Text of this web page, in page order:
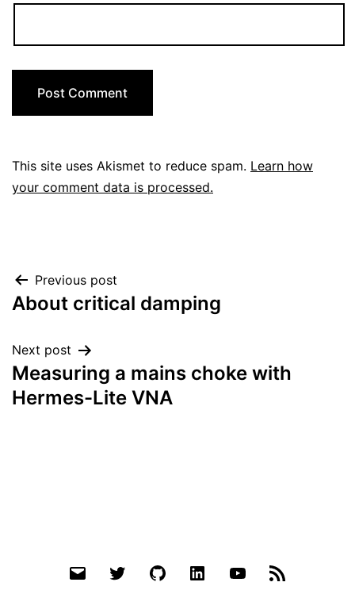
This site uses Akismet to reduce spam. Learn how
your comment data is processed.
Post
navigation
Previous post
About critical damping
Next post
Measuring a mains choke with
Hermes-Lite VNA
Email Twitter Github LinkedIn YouTube